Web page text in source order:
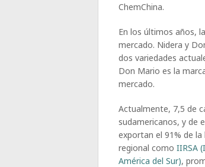
ChemChina.
En los últimos años,
mercado. Nidera y
dos variedades
Don Mario es la
mercado.
Actualmente, 7,5 de
sudamericanos, y de
exportan el 91% de
regional como IIRSA
América del Sur),